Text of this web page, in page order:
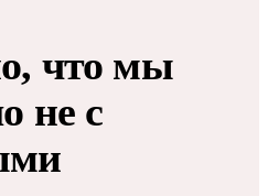
что мы
не с